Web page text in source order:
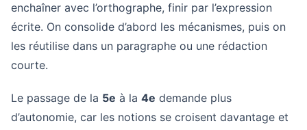
enchaîner avec l’orthographe, finir par l’expression
écrite. On consolide d’abord les mécanismes, puis on
les réutilise dans un paragraphe ou une rédaction
courte.
Le passage de la 5e à la 4e demande plus
d’autonomie, car les notions se croisent davantage et